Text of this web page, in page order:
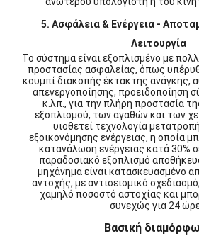
5. Ασφάλεια & Ενέργεια -
Λειτουργία
Το σύστημα είναι εξοπλισμένο με
προστασίας ασφαλείας, όπως
κουμπί διακοπής έκτακτης ανάγκης,
απενεργοποίησης, προειδοποίηση
κ.λπ., για την πλήρη προστασία
εξοπλισμού, των αγαθών και των
υιοθετεί τεχνολογία
εξοικονόμησης ενέργειας, η οποία
κατανάλωση ενέργειας κατά 30%
παραδοσιακό εξοπλισμό
μηχάνημα είναι κατασκευασμένο
αντοχής, με αντισεισμικό
χαμηλό ποσοστό αστοχίας και
συνεχώς για 24
Βασική